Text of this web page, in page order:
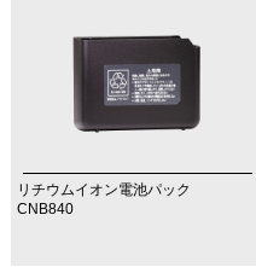
リチウムイオン電池パック
CNB840